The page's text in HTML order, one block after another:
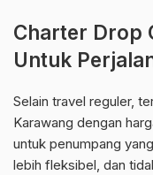
Charter Drop
Untuk
Selain travel reguler,
Karawang dengan
untuk penumpang
lebih fleksibel, dan